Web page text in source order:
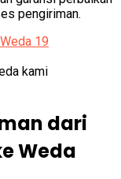
pengiriman.
kami
dari
Weda